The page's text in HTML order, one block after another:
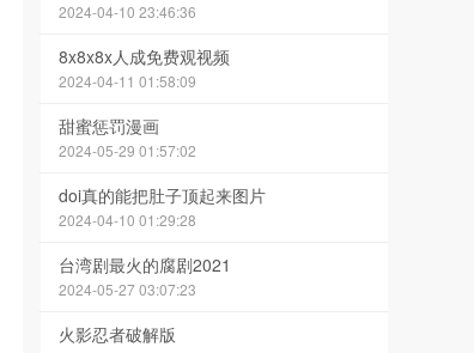
2024-04-10 23:46:36
8x8x8x人成免费观视频
2024-04-11 01:58:09
甜蜜惩罚漫画
2024-05-29 01:57:02
doi真的能把肚子顶起来图片
2024-04-10 01:29:28
台湾剧最火的腐剧2021
2024-05-27 03:07:23
火影忍者破解版